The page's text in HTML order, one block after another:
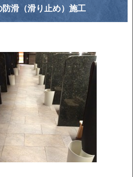
防滑（滑り止め）施工